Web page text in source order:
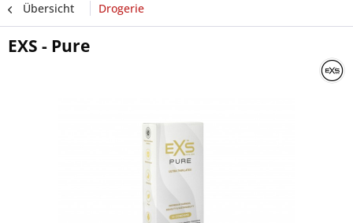
Übersicht Drogerie
EXS - Pure